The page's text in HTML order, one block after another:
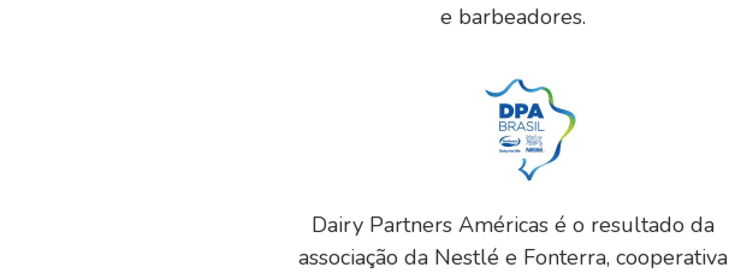
e barbeadores.
Dairy Partners Américas é o resultado da
associação da Nestlé e Fonterra, cooperativa